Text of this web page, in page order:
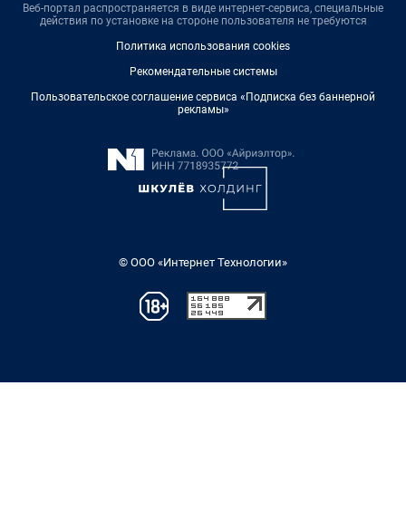
Веб-портал распространяется в виде интернет-сервиса, специальные
действия по установке на стороне пользователя не требуются
Политика использования cookies
Рекомендательные системы
Пользовательское соглашение сервиса «Подписка без баннерной
рекламы»
© ООО «Интернет Технологии»